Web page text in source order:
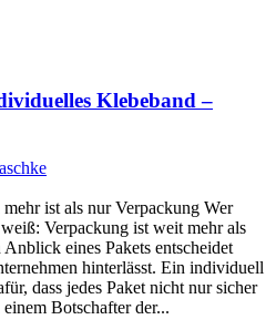
Klebeband –
ist als nur Verpackung Wer
Verpackung ist weit mehr als
eines Pakets entscheidet
hinterlässt. Ein individuell
dass jedes Paket nicht nur sicher
Botschafter der...